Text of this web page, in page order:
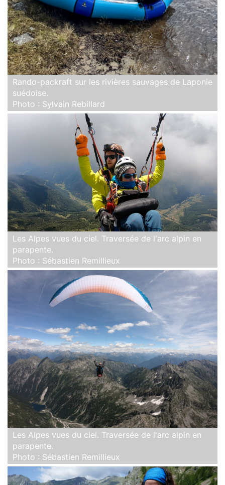
Rando-packraft sur les rivières sauvages de Laponie
suédoise.
Photo : Sylvain Rebillard
Les Alpes vues du ciel. Traversée de l'arc alpin en
parapente.
Photo : Sébastien Remillieux
Les Alpes vues du ciel. Traversée de l'arc alpin en
parapente.
Photo : Sébastien Remillieux